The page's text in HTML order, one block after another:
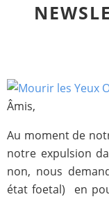
Âmis,
Au moment de
notre expulsion
non, nous
état foetal) en